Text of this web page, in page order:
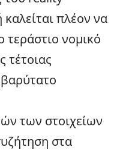
πλέον να
τεράστιο νομικό
τέτοιας
των στοιχείων
στα